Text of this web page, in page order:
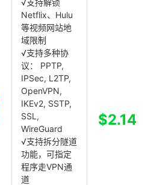
√支持解锁
Netflix、Hulu
等视频网站地
域限制
√支持多种协
议： PPTP,
IPSec, L2TP,
OpenVPN,
IKEv2, SSTP,
SSL,
WireGuard
√支持拆分隧道
功能，可指定
程序走VPN通
道
$2.14